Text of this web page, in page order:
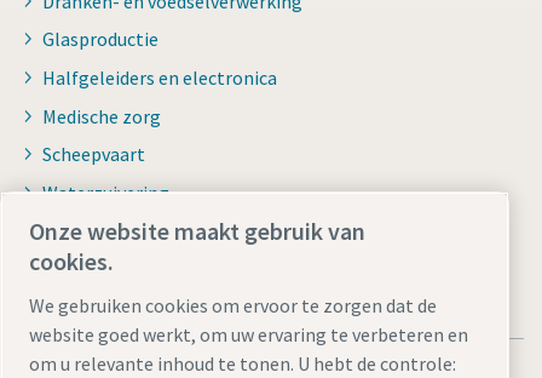
Glasproductie
Halfgeleiders en electronica
Medische zorg
Scheepvaart
Waterzuivering
Onze website maakt gebruik van
cookies.
We gebruiken cookies om ervoor te zorgen dat de
website goed werkt, om uw ervaring te verbeteren en
om u relevante inhoud te tonen. U hebt de controle: